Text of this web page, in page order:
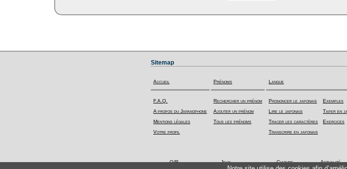
Sitemap
Accueil
F.A.Q.
A propos du Japanophone
Mentions légales
Votre profil
Prénoms
Rechercher un prénom
Ajouter un prénom
Tous les prénoms
Langue
Prononcer le japonais
Lire le japonais
Tracer les caractères
Transcrire en japonais
Exemples
Taper en
Exercices
Q/R Jeux Culture Actualité